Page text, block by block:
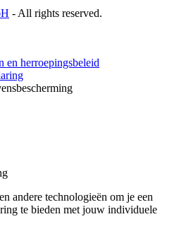
- All rights reserved.
en herroepingsbeleid
andere technologieën om je een
te bieden met jouw individuele